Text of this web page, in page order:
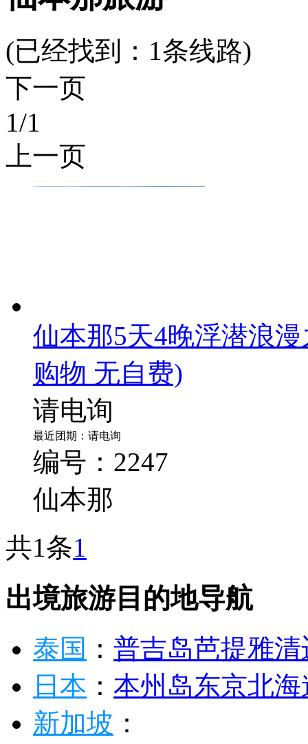
(已经找到： 1条线路)
下一页
1/1
上一页
仙本那5天4晚浮潜浪
购物 无自费)
请电询
最近团期：请电询
编号：2247
仙本那
共1条1
出境旅游目的地导航
泰国 ： 普吉岛芭提雅清
日本 ： 本州岛东京北海
新加坡 ：